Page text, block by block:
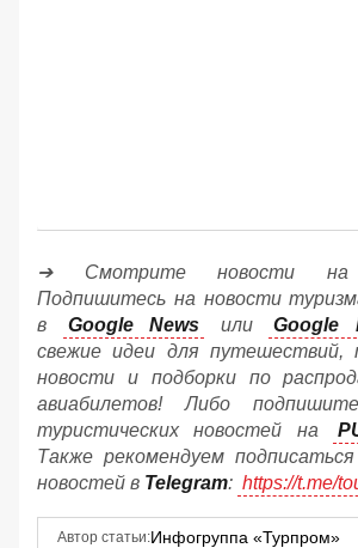
➔ Смотрите новости на
Подпишитесь на новости
в
Google News или Google
свежие идеи для путешествий,
новости и подборки по
авиабилетов! Либо
туристических новостей на
Также рекомендуем
новостей в Telegram: https://t.me/
Автор статьи:Инфогруппа «Турпром»